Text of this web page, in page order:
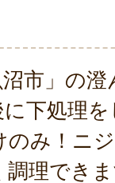
市」の
下処理
み！ニ
調理でき